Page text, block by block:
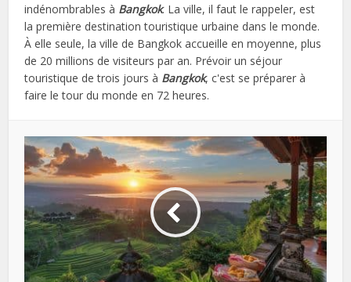
indénombrables à Bangkok. La ville, il faut le rappeler, est
la première destination touristique urbaine dans le monde.
À elle seule, la ville de Bangkok accueille en moyenne, plus
de 20 millions de visiteurs par an. Prévoir un séjour
touristique de trois jours à Bangkok, c'est se préparer à
faire le tour du monde en 72 heures.